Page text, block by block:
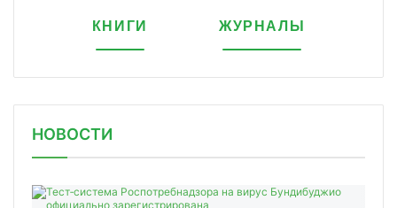
КНИГИ ЖУРНАЛЫ
НОВОСТИ